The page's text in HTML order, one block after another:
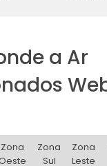
uma redução
Isso é
ambientes
a Ar
Zona
Zona
Sul
Zona
Leste